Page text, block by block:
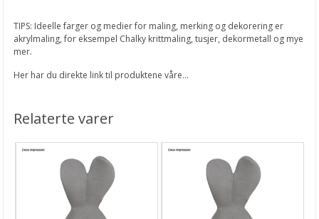
TIPS: Ideelle farger og medier for maling, merking og dekorering er
akrylmaling, for eksempel Chalky krittmaling, tusjer, dekormetall og mye
mer.
Her har du direkte link til produktene våre...
Relaterte varer